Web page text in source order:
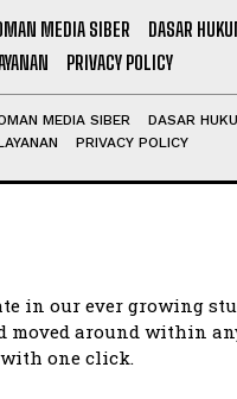
MEDIA SIBER
DASAR
PRIVACY POLICY
MEDIA SIBER
DASAR
PRIVACY POLICY
in our ever growing
moved around within
one click.